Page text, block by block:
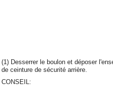
(1) Desserrer le boulon et déposer
de ceinture de sécurité arrière.
CONSEIL: